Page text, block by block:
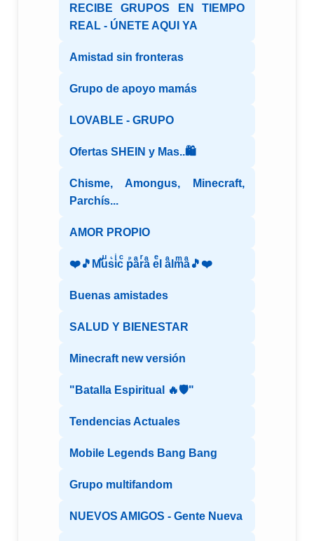
RECIBE GRUPOS EN TIEMPO
REAL - ÚNETE AQUI YA
Amistad sin fronteras
Grupo de apoyo mamás
LOVABLE - GRUPO
Ofertas SHEIN y Mas..🛍️
Chisme, Amongus, Minecraft,
Parchís...
AMOR PROPIO
❤️🎵Mⷨuͧs͛iͥcͨ рⷬaͣrͬaͣ eͤl aͣlmͫaͣ🎵❤️
Buenas amistades
SALUD Y BIENESTAR
Minecraft new versión
"Batalla Espiritual 🔥🛡️"
Tendencias Actuales
Mobile Legends Bang Bang
Grupo multifandom
NUEVOS AMIGOS - Gente Nueva